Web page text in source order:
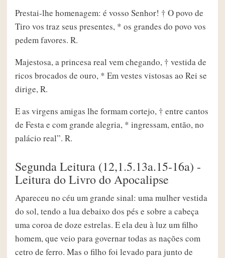
Prestai-lhe homenagem: é vosso Senhor! † O povo de
Tiro vos traz seus presentes, * os grandes do povo vos
pedem favores. R.
Majestosa, a princesa real vem chegando, † vestida de
ricos brocados de ouro, * Em vestes vistosas ao Rei se
dirige, R.
E as virgens amigas lhe formam cortejo, † entre cantos
de Festa e com grande alegria, * ingressam, então, no
palácio real”. R.
Segunda Leitura (12,1.5.13a.15-16a) -
Leitura do Livro do Apocalipse
Apareceu no céu um grande sinal: uma mulher vestida
do sol, tendo a lua debaixo dos pés e sobre a cabeça
uma coroa de doze estrelas. E ela deu à luz um filho
homem, que veio para governar todas as nações com
cetro de ferro. Mas o filho foi levado para junto de